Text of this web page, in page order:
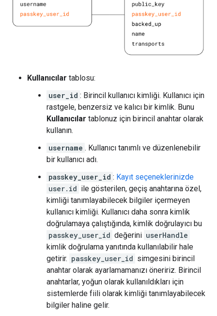
Kullanıcılar tablosu:
user_id : Birincil kullanıcı kimliği. Kullanıcı için
rastgele, benzersiz ve kalıcı bir kimlik. Bunu
Kullanıcılar tablonuz için birincil anahtar olarak
kullanın.
username . Kullanıcı tanımlı ve düzenlenebilir
bir kullanıcı adı.
passkey_user_id : Kayıt seçeneklerinizde
user.id ile gösterilen, geçiş anahtarına özel,
kimliği tanımlayabilecek bilgiler içermeyen
kullanıcı kimliği. Kullanıcı daha sonra kimlik
doğrulamaya çalıştığında, kimlik doğrulayıcı bu
passkey_user_id değerini userHandle
kimlik doğrulama yanıtında kullanılabilir hale
getirir. passkey_user_id simgesini birincil
anahtar olarak ayarlamamanızı öneririz. Birincil
anahtarlar, yoğun olarak kullanıldıkları için
sistemlerde fiili olarak kimliği tanımlayabilecek
bilgiler haline gelir.